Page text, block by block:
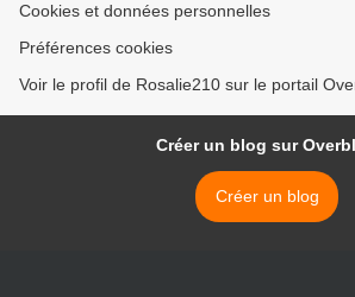
Cookies et données personnelles
Préférences cookies
Voir le profil de Rosalie210 sur le portail
Créer un blog sur
Créer un blog